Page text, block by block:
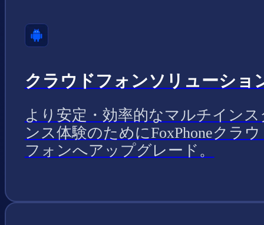
クラウドフォンソリューショ
より安定・効率的なマルチインス
ンス体験のためにFoxPhoneクラ
フォンへアップグレード。